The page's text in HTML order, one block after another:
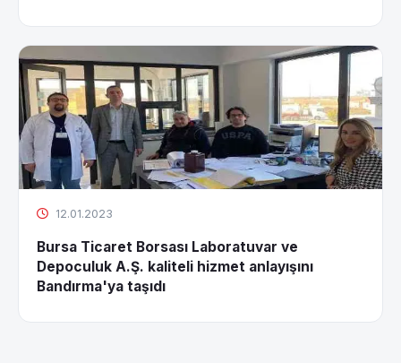
12.01.2023
Bursa Ticaret Borsası Laboratuvar ve
Depoculuk A.Ş. kaliteli hizmet anlayışını
Bandırma'ya taşıdı